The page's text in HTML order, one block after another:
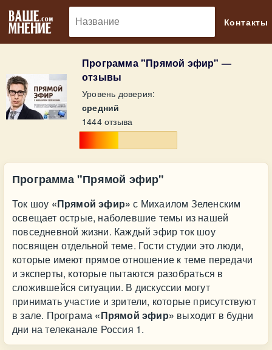
Контакты
Программа "Прямой эфир" —
отзывы
Уровень доверия:
средний
1444 отзыва
Программа "Прямой эфир"
Ток шоу «Прямой эфир» с Михаилом Зеленским
освещает острые, наболевшие темы из нашей
повседневной жизни. Каждый эфир ток шоу
посвящен отдельной теме. Гости студии это люди,
которые имеют прямое отношение к теме передачи
и эксперты, которые пытаются разобраться в
сложившейся ситуации. В дискуссии могут
принимать участие и зрители, которые присутствуют
в зале. Програма «Прямой эфир» выходит в будни
дни на телеканале Россия 1.